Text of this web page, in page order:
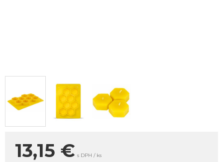
13,15 € s DPH / ks